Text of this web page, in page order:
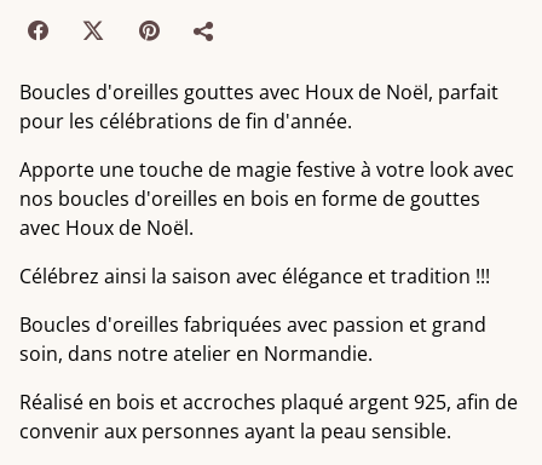
Boucles d'oreilles gouttes avec Houx de Noël, parfait
pour les célébrations de fin d'année.
Apporte une touche de magie festive à votre look avec
nos boucles d'oreilles en bois en forme de gouttes
avec Houx de Noël.
Célébrez ainsi la saison avec élégance et tradition !!!
Boucles d'oreilles fabriquées avec passion et grand
soin, dans notre atelier en Normandie.
Réalisé en bois et accroches plaqué argent 925, afin de
convenir aux personnes ayant la peau sensible.